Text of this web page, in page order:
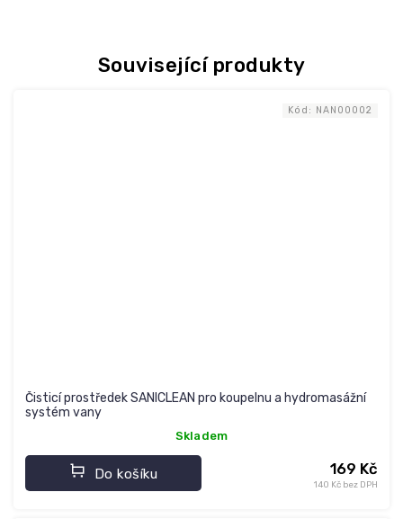
Související produkty
Čisticí prostředek SANICLEAN pro koupelnu a hydromasážní
systém vany
Skladem
140 Kč bez DPH
169 Kč
Do košíku
Kód: NAN00002